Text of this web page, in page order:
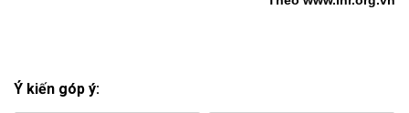
Ý kiến góp ý: